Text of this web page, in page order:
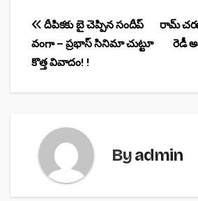
b
o
o
k
A
p
p
Post
navigation
రామ్
రెడీ
దీపికకు బై చెప్పిన సందీప్
వంగా – ప్రభాస్ సినిమా చుట్టూ
కొత్త వివాదం! !
Byadmin